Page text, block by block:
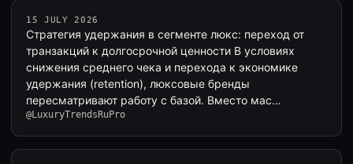
15 JULY 2026
Стратегия удержания в сегменте люкс: переход от
транзакций к долгосрочной ценности В условиях
снижения среднего чека и перехода к экономике
удержания (retention), люксовые бренды
пересматривают работу с базой. Вместо мас…
@LuxuryTrendsRuPro